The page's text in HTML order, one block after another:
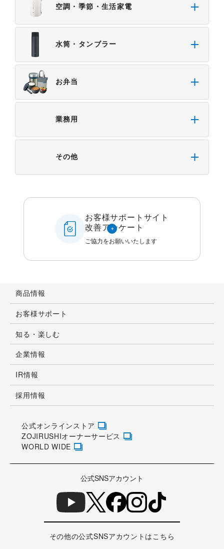
空調・季節・生活家電
水筒・タンブラー
お弁当
業務用
その他
お客様サポートサイト
改善アンケート
ご協力をお願いいたします
商品情報
お客様サポート
知る・楽しむ
企業情報
IR情報
採用情報
公式オンラインストア
ZOJIRUSHIオーナーサービス
WORLD WIDE
公式SNSアカウント
その他の公式SNSアカウントはこちら